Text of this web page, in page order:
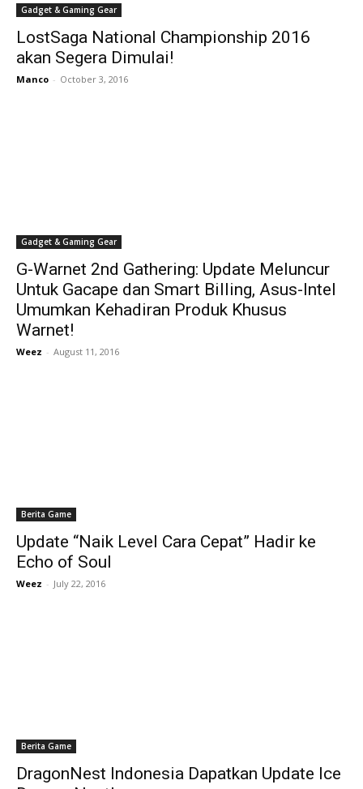
Gadget & Gaming Gear
LostSaga National Championship 2016
akan Segera Dimulai!
Manco - October 3, 2016
Gadget & Gaming Gear
G-Warnet 2nd Gathering: Update Meluncur
Untuk Gacape dan Smart Billing, Asus-Intel
Umumkan Kehadiran Produk Khusus
Warnet!
Weez - August 11, 2016
Berita Game
Update “Naik Level Cara Cepat” Hadir ke
Echo of Soul
Weez - July 22, 2016
Berita Game
DragonNest Indonesia Dapatkan Update Ice